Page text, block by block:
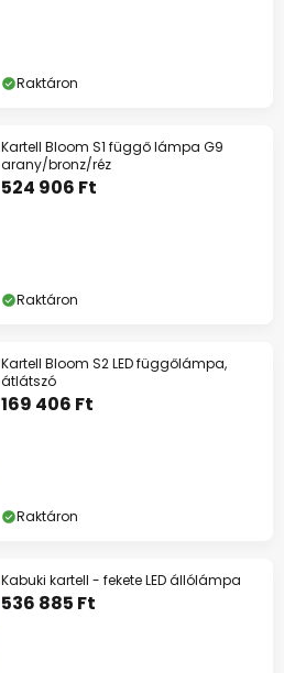
Raktáron
Kartell Bloom S1 függő lámpa G9
arany/bronz/réz
524 906 Ft
Raktáron
Kartell Bloom S2 LED függőlámpa,
átlátszó
169 406 Ft
Raktáron
Kabuki kartell - fekete LED állólámpa
536 885 Ft